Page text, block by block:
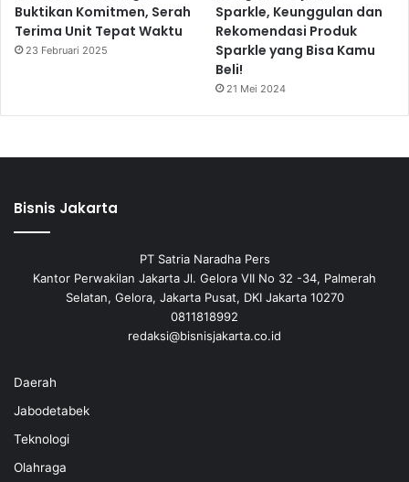
Buktikan Komitmen, Serah
Terima Unit Tepat Waktu
23 Februari 2025
Sparkle, Keunggulan dan
Rekomendasi Produk
Sparkle yang Bisa Kamu
Beli!
21 Mei 2024
Bisnis Jakarta
PT Satria Naradha Pers
Kantor Perwakilan Jakarta Jl. Gelora VII No 32 -34, Palmerah
Selatan, Gelora, Jakarta Pusat, DKI Jakarta 10270
0811818992
redaksi@bisnisjakarta.co.id
Daerah
Jabodetabek
Teknologi
Olahraga